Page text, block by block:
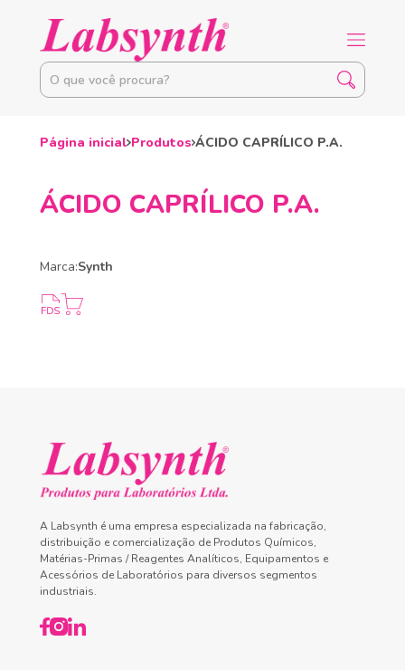
Página inicial Produtos ÁCIDO CAPRÍLICO P.A.
ÁCIDO CAPRÍLICO P.A.
Marca:Synth
A Labsynth é uma empresa especializada na fabricação,
distribuição e comercialização de Produtos Químicos,
Matérias-Primas / Reagentes Analíticos, Equipamentos e
Acessórios de Laboratórios para diversos segmentos
industriais.